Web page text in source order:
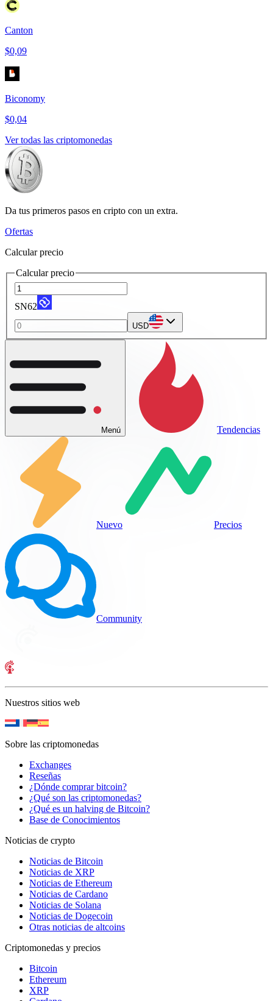
Canton
$0,09
Biconomy
$0,04
Ver todas las criptomonedas
Da tus primeros pasos en cripto con un extra.
Ofertas
Calcular precio
Calcular precio
SN62
USD
Menú Tendencias
Nuevo Precios
Community
Nuestros sitios web
Sobre las criptomonedas
Exchanges
Reseñas
¿Dónde comprar bitcoin?
¿Qué son las criptomonedas?
¿Qué es un halving de Bitcoin?
Base de Conocimientos
Noticias de crypto
Noticias de Bitcoin
Noticias de XRP
Noticias de Ethereum
Noticias de Cardano
Noticias de Solana
Noticias de Dogecoin
Otras noticias de altcoins
Criptomonedas y precios
Bitcoin
Ethereum
XRP